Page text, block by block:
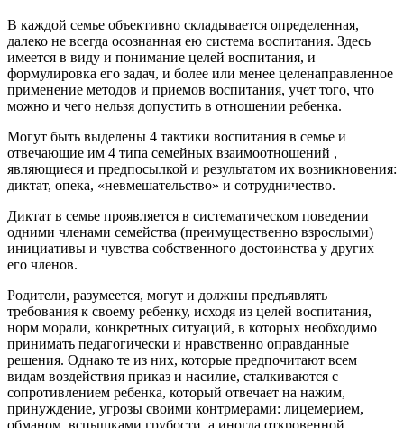
В каждой семье объективно складывается определенная,
далеко не всегда осознанная ею система воспитания. Здесь
имеется в виду и понимание целей воспитания, и
формулировка его задач, и более или менее целенаправленное
применение методов и приемов воспитания, учет того, что
можно и чего нельзя допустить в отношении ребенка.
Могут быть выделены 4 тактики воспитания в семье и
отвечающие им 4 типа семейных взаимоотношений ,
являющиеся и предпосылкой и результатом их возникновения:
диктат, опека, «невмешательство» и сотрудничество.
Диктат в семье проявляется в систематическом поведении
одними членами семейства (преимущественно взрослыми)
инициативы и чувства собственного достоинства у других
его членов.
Родители, разумеется, могут и должны предъявлять
требования к своему ребенку, исходя из целей воспитания,
норм морали, конкретных ситуаций, в которых необходимо
принимать педагогически и нравственно оправданные
решения. Однако те из них, которые предпочитают всем
видам воздействия приказ и насилие, сталкиваются с
сопротивлением ребенка, который отвечает на нажим,
принуждение, угрозы своими контрмерами: лицемерием,